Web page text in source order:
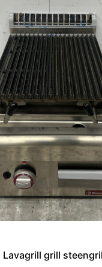
Lavagrill grill